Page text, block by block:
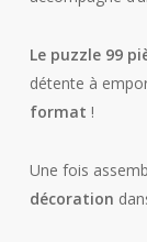
Le puzzle 99
détente à
format !
Une fois
décoration